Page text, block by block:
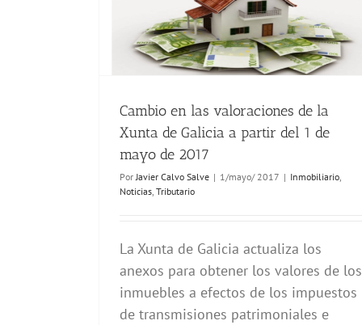
Cambio en las valoraciones de la
Xunta de Galicia a partir del 1 de
mayo de 2017
PorJavier Calvo Salve | 1/mayo/ 2017 | Inmobiliario,
Noticias, Tributario
La Xunta de Galicia actualiza los
anexos para obtener los valores de los
inmuebles a efectos de los impuestos
de transmisiones patrimoniales e